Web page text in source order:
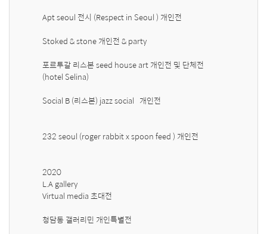
Apt seoul 전시 (Respect in Seoul ) 개인전
Stoked & stone 개인전 & party
포르투갈 리스본 seed house art 개인전 및 단체전
(hotel Selina)
Social B (리스본) jazz social   개인전
232 seoul (roger rabbit x spoon feed ) 개인전
2020
L.A gallery
Virtual media 초대전
청담동 갤러리민 개인특별전